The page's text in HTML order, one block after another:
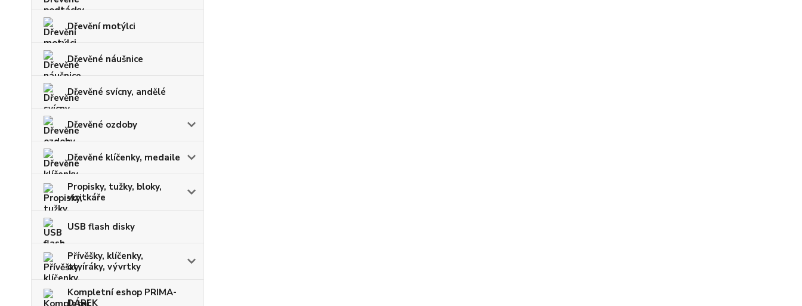
Dřevění motýlci
Dřevěné náušnice
Dřevěné svícny, andělé
Dřevěné ozdoby
Dřevěné klíčenky, medaile
Propisky, tužky, bloky,
vizitkáře
USB flash disky
Přívěšky, klíčenky,
otvíráky, vývrtky
Kompletní eshop PRIMA-
DÁREK